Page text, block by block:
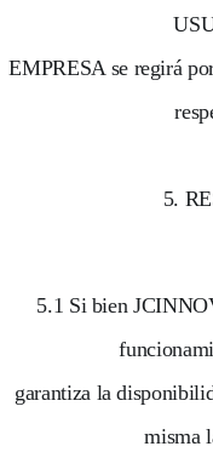
EMPRESA se regirá
5.
5.1 Si bien
garantiza la
misma